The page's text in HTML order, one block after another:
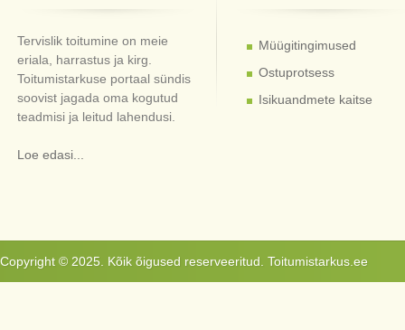
Tervislik toitumine on meie
eriala, harrastus ja kirg.
Toitumistarkuse portaal sündis
soovist jagada oma kogutud
teadmisi ja leitud lahendusi.
Loe edasi...
Müügitingimused
Ostuprotsess
Isikuandmete kaitse
Copyright © 2025. Kõik õigused reserveeritud. Toitumistarkus.ee